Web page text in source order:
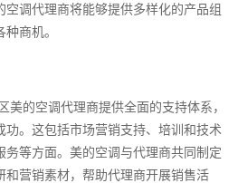
调代理商将能够提供多样化的产品组
商机。
美的空调代理商提供全面的支持体系，
。这包括市场营销支持、培训和技术
务等方面。美的空调与代理商共同制定
和营销素材，帮助代理商开展销售活